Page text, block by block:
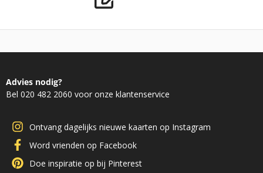
Advies nodig?
Bel 020 482 2060 voor onze klantenservice
Ontvang dagelijks nieuwe kaarten op Instagram
Word vrienden op Facebook
Doe inspiratie op bij Pinterest